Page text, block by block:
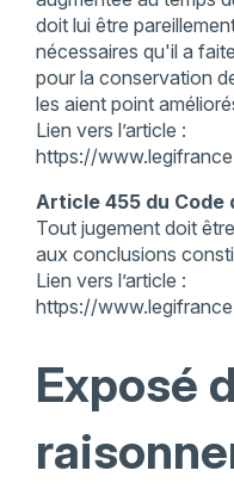
doit lui être
nécessaires qu'il a
pour la conservation
les aient point
Lien vers l’article :
https://
Article 455 du Code
Tout jugement doit
aux conclusions
Lien vers l’article :
https://
Exposé